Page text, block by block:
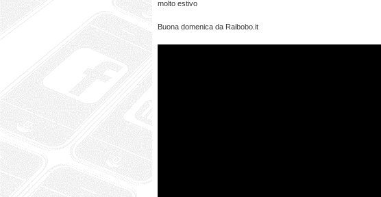
molto estivo
Buona domenica da Raibobo.it